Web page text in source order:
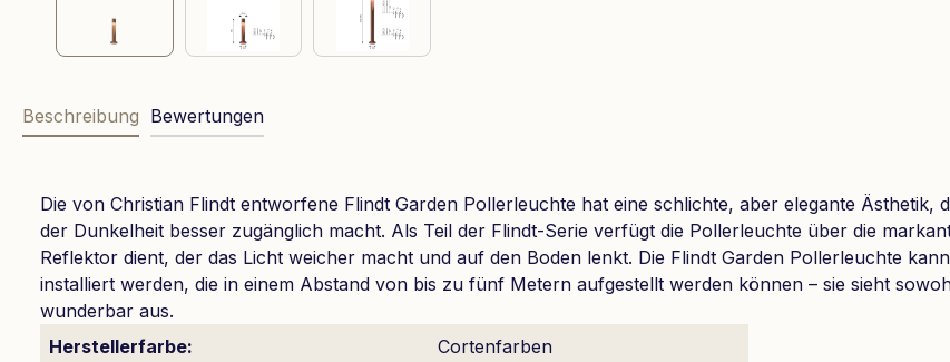
Beschreibung Bewertungen
Die von Christian Flindt entworfene Flindt Garden Pollerleuchte hat eine schlichte, aber elegante
der Dunkelheit besser zugänglich macht. Als Teil der Flindt-Serie verfügt die Pollerleuchte über die
Reflektor dient, der das Licht weicher macht und auf den Boden lenkt. Die Flindt Garden Pollerleuchte
installiert werden, die in einem Abstand von bis zu fünf Metern aufgestellt werden können – sie sieht
wunderbar aus.
Herstellerfarbe:
Cortenfarben